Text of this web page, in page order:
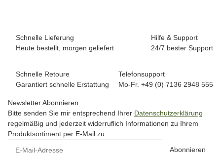
Schnelle Lieferung
Heute bestellt, morgen geliefert
Hilfe & Support
24/7 bester Support
Schnelle Retoure
Garantiert schnelle Erstattung
Telefonsupport
Mo-Fr. +49 (0) 7136 2948 555
Newsletter Abonnieren
Bitte senden Sie mir entsprechend Ihrer Datenschutzerklärung
regelmäßig und jederzeit widerruflich Informationen zu Ihrem
Produktsortiment per E-Mail zu.
Abonnieren